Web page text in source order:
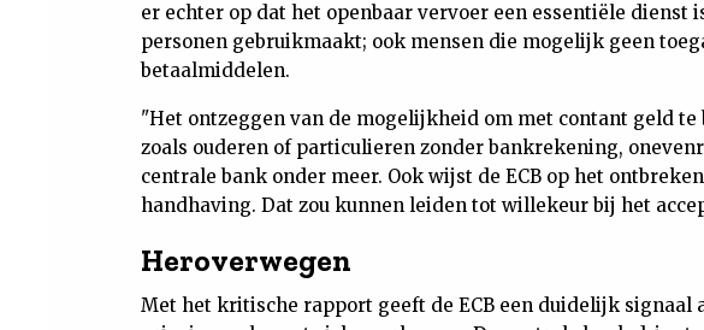
er echter op dat het openbaar vervoer een essentiële dienst
personen gebruikmaakt; ook mensen die mogelijk geen
betaalmiddelen.
"Het ontzeggen van de mogelijkheid om met contant geld
zoals ouderen of particulieren zonder bankrekening,
centrale bank onder meer. Ook wijst de ECB op het
handhaving. Dat zou kunnen leiden tot willekeur bij het
Heroverwegen
Met het kritische rapport geeft de ECB een duidelijk signaal